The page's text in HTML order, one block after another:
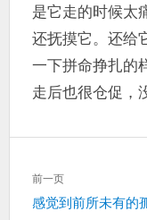
的，
得
是它走的时候太
还抚摸它。还给
一下拼命挣扎的
走后也很仓促，
文
章
导
前一页
上
感觉到前所未有的